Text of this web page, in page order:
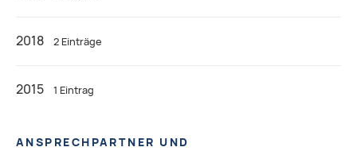
2018 2 Einträge
2015 1 Eintrag
ANSPRECHPARTNER UND